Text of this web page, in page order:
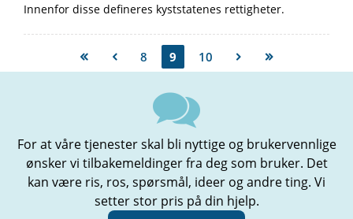
Innenfor disse defineres kyststatenes rettigheter.
8 9 10
For at våre tjenester skal bli nyttige og brukervennlige
ønsker vi tilbakemeldinger fra deg som bruker. Det
kan være ris, ros, spørsmål, ideer og andre ting. Vi
setter stor pris på din hjelp.